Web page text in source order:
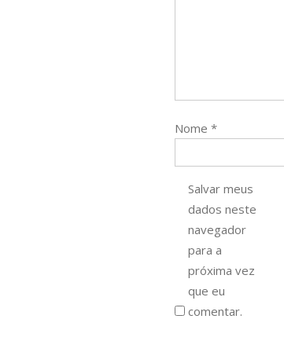
Nome *
Salvar meus
dados neste
navegador
para a
próxima vez
que eu
comentar.